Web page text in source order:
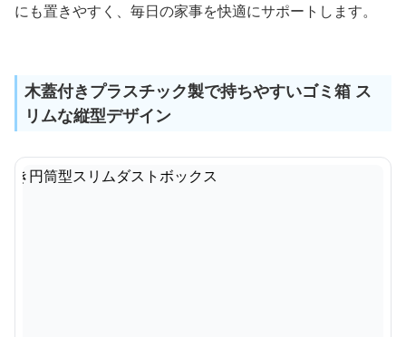
にも置きやすく、毎日の家事を快適にサポートします。
木蓋付きプラスチック製で持ちやすいゴミ箱 ス
リムな縦型デザイン